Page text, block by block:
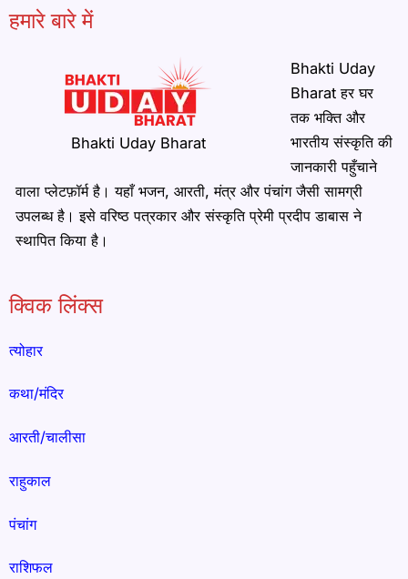
हमारे बारे में
Bhakti Uday Bharat
Bhakti Uday
Bharat हर घर
तक भक्ति और
भारतीय संस्कृति की
जानकारी पहुँचाने
वाला प्लेटफ़ॉर्म है। यहाँ भजन, आरती, मंत्र और पंचांग जैसी सामग्री
उपलब्ध है। इसे वरिष्ठ पत्रकार और संस्कृति प्रेमी प्रदीप डाबास ने
स्थापित किया है।
क्विक लिंक्स
त्योहार
कथा/मंदिर
आरती/चालीसा
राहुकाल
पंचांग
राशिफल